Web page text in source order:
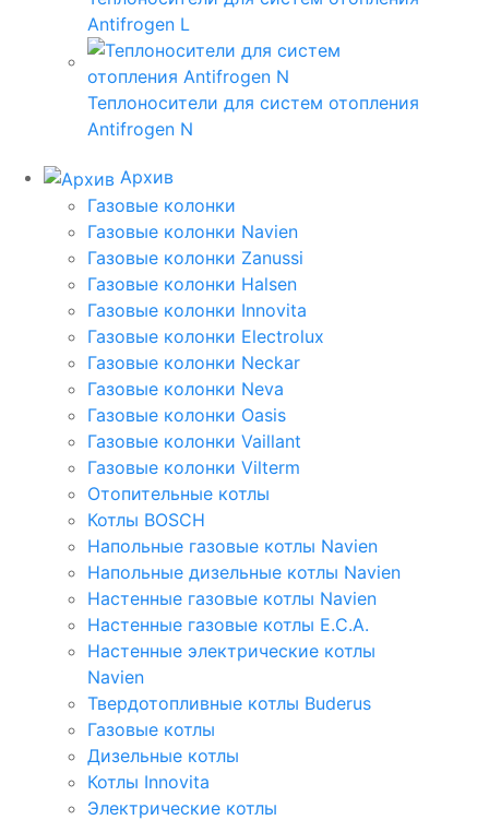
Antifrogen L
Теплоносители для систем отопления
Antifrogen N
Архив
Газовые колонки
Газовые колонки Navien
Газовые колонки Zanussi
Газовые колонки Halsen
Газовые колонки Innovita
Газовые колонки Electrolux
Газовые колонки Neckar
Газовые колонки Neva
Газовые колонки Oasis
Газовые колонки Vaillant
Газовые колонки Vilterm
Отопительные котлы
Котлы BOSCH
Напольные газовые котлы Navien
Напольные дизельные котлы Navien
Настенные газовые котлы Navien
Настенные газовые котлы E.C.A.
Настенные электрические котлы
Navien
Твердотопливные котлы Buderus
Газовые котлы
Дизельные котлы
Котлы Innovita
Электрические котлы